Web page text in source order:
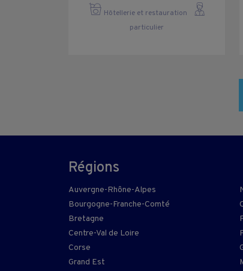
Hôtellerie et restauration
particulier
Régions
Auvergne-Rhône-Alpes
Bourgogne-Franche-Comté
Bretagne
Centre-Val de Loire
Corse
Grand Est